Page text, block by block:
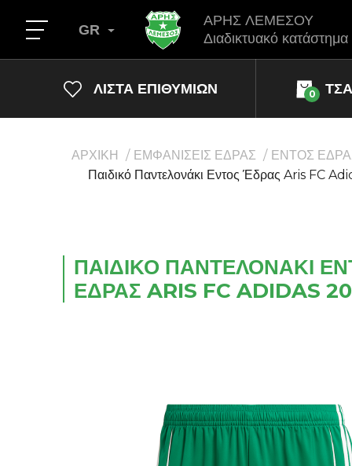
ΑΡΗΣ ΛΕΜΕΣΟΥ
Διαδικτυακό κατάστημα
GR
ΛΊΣΤΑ ΕΠΙΘΥΜΙΏΝ 0
ΑΡΧΙΚΗ ΕΜΦΑΝΙΣΕΙΣ ΕΔΡΑΣ
ΕΝΤΟΣ
Παιδικό Παντελονάκι Εντος Έδρας Aris FC
ΠΑΙΔΙΚΌ ΠΑΝΤΕΛΟΝΆΚΙ
ΈΔΡΑΣ ARIS FC ADIDAS